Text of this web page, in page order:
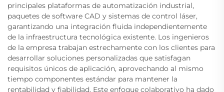
principales plataformas de automatización industrial,
paquetes de software CAD y sistemas de control láser,
garantizando una integración fluida independientemente
de la infraestructura tecnológica existente. Los ingenieros
de la empresa trabajan estrechamente con los clientes para
desarrollar soluciones personalizadas que satisfagan
requisitos únicos de aplicación, aprovechando al mismo
tiempo componentes estándar para mantener la
rentabilidad y fiabilidad. Este enfoque colaborativo ha dado